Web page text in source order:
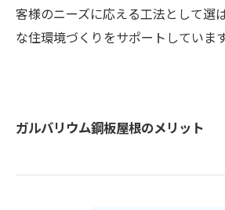
客様のニーズに応える工法として選
な住環境づくりをサポートしています
ガルバリウム鋼板屋根のメリット